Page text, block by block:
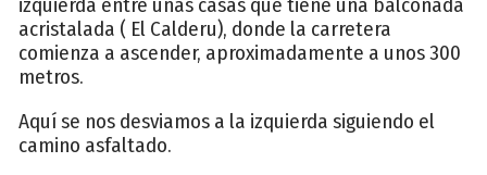
acristalada ( El Calderu), donde la carretera
comienza a ascender, aproximadamente a unos 300
metros.
Aquí se nos desviamos a la izquierda siguiendo el
camino asfaltado.